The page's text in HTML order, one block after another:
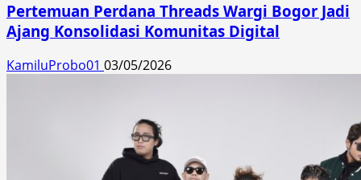
Pertemuan Perdana Threads Wargi Bogor Jadi
Ajang Konsolidasi Komunitas Digital
KamiluProbo01 03/05/2026